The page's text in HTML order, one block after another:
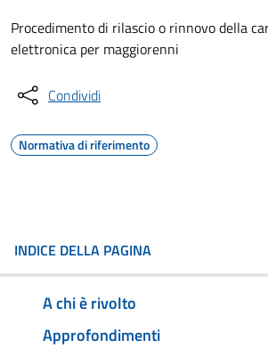
Procedimento di rilascio o rinnovo della
elettronica per maggiorenni
Condividi
Normativa di riferimento
INDICE DELLA PAGINA
A chi è rivolto
Approfondimenti